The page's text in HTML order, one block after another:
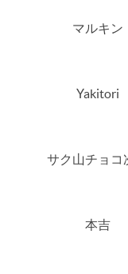
マルキン
Yakitori
サク山チョコ
本吉